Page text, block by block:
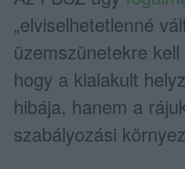
„elviselhetetlenné
üzemszünetekre
hogy a kialakult
hibája, hanem a
szabályozási